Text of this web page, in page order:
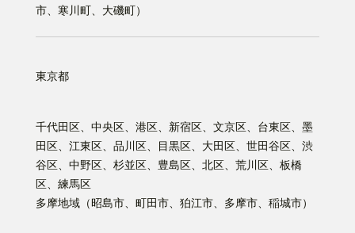
市、寒川町、大磯町）
東京都
千代田区、中央区、港区、新宿区、文京区、台東区、墨
田区、江東区、品川区、目黒区、大田区、世田谷区、渋
谷区、中野区、杉並区、豊島区、北区、荒川区、板橋
区、練馬区
多摩地域（昭島市、町田市、狛江市、多摩市、稲城市）